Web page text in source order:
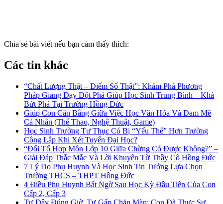
Chia sẻ bài viết nếu bạn cảm thấy thích:
Các tin khác
“Chất Lượng Thật – Điểm Số Thật”: Khám Phá Phương
Pháp Giảng Dạy Đột Phá Giúp Học Sinh Trung Bình – Khá
Bứt Phá Tại Trường Hồng Đức
Giúp Con Cân Bằng Giữa Việc Học Văn Hóa Và Đam Mê
Cá Nhân (Thể Thao, Nghệ Thuật, Game)
Học Sinh Trường Tư Thục Có Bị “Yếu Thế” Hơn Trường
Công Lập Khi Xét Tuyển Đại Học?
“Đổi Tổ Hợp Môn Lớp 10 Giữa Chừng Có Được Không?” –
Giải Đáp Thắc Mắc Và Lời Khuyên Từ Thầy Cô Hồng Đức
7 Lý Do Phụ Huynh Và Học Sinh Tin Tưởng Lựa Chọn
Trường THCS – THPT Hồng Đức
4 Điều Phụ Huynh Bất Ngờ Sau Học Kỳ Đầu Tiên Của Con
Cấp 2, Cấp 3
Tự Dậy Đúng Giờ, Tự Gấp Chăn Màn: Con Đã Thực Sự